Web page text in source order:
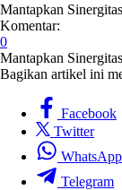
Mantapkan
Komentar:
0
Mantapkan
Bagikan artikel ini
Facebook
Twitter
WhatsApp
Telegram